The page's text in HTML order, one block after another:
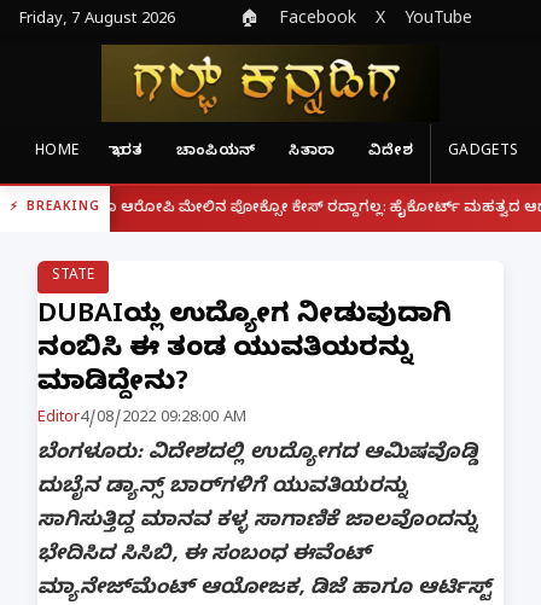
Friday, 7 August 2026 🏠 Facebook X YouTube
HOME ಭಾರತ ಚಾಂಪಿಯನ್ ಸಿತಾರಾ ವಿದೇಶ GADGETS
BREAKING
ಆರೋಪಿ ಮೇಲಿನ ಪೋಕ್ಸೋ ಕೇಸ್ ರದ್ದಾಗಲ್ಲ: ಹೈಕೋರ್ಟ್ ಮಹತ್ವದ ಆದೇಶ |
STATE
DUBAIಯಲ್ಲಿ ಉದ್ಯೋಗ ನೀಡುವುದಾಗಿ
ನಂಬಿಸಿ ಈ ತಂಡ ಯುವತಿಯರನ್ನು
ಮಾಡಿದ್ದೇನು?
Editor4/08/2022 09:28:00 AM
ಬೆಂಗಳೂರು: ವಿದೇಶದಲ್ಲಿ ಉದ್ಯೋಗದ ಆಮಿಷವೊಡ್ಡಿ
ದುಬೈನ ಡ್ಯಾನ್ಸ್‌ ಬಾರ್‌ಗಳಿಗೆ ಯುವತಿಯರನ್ನು
ಸಾಗಿಸುತ್ತಿದ್ದ ಮಾನವ ಕಳ್ಳ ಸಾಗಾಣಿಕೆ ಜಾಲವೊಂದನ್ನು
ಭೇದಿಸಿದ ಸಿಸಿಬಿ, ಈ ಸಂಬಂಧ ಈವೆಂಟ್‌
ಮ್ಯಾನೇಜ್‌ಮೆಂಟ್‌ ಆಯೋಜಕ, ಡಿಜೆ ಹಾಗೂ ಆರ್ಟಿಸ್ಟ್‌